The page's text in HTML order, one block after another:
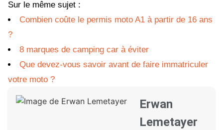
Sur le même sujet :
Combien coûte le permis moto A1 à partir de 16 ans
?
8 marques de camping car à éviter
Que devez-vous savoir avant de faire immatriculer
votre moto ?
Erwan
Lemetayer